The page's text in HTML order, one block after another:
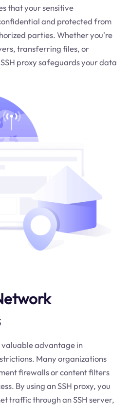
that your sensitive
and protected from
parties. Whether you're
transferring files, or
proxy safeguards your data
valuable advantage in
Many organizations
firewalls or content filters
By using an SSH proxy, you
traffic through an SSH server,